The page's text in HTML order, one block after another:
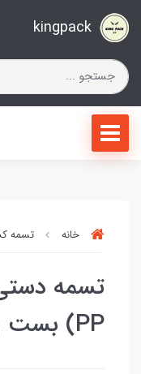
kingpack
خانه تسمه
PP) بست و گوشه کارتن